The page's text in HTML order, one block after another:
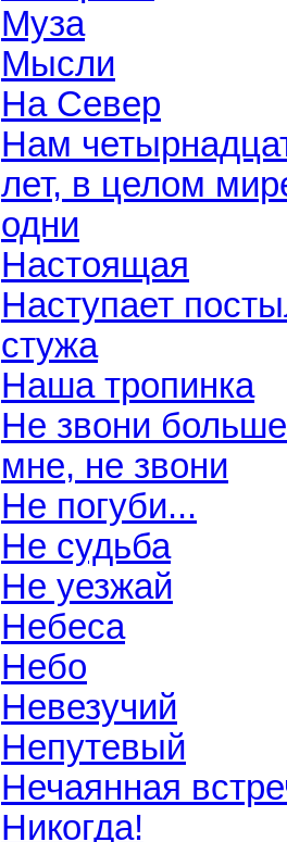
Муза
Мысли
На Север
Нам
лет, в целом
одни
Настоящая
Наступает
стужа
Наша тропинка
Не звони больше
мне, не звони
Не погуби...
Не судьба
Не уезжай
Небеса
Небо
Невезучий
Непутевый
Нечаянная
Никогда!